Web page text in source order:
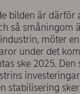
bilden är därför
så småningom
möter
under det
ske 2025. Den
stabilisering